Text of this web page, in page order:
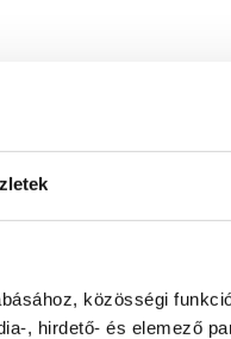
közösségi
, hirdető- és elemező